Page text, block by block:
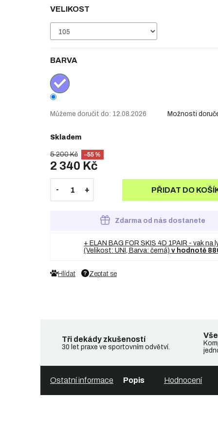
5 200 Kč –55 %
2 340 Kč
Skladem
VELIKOST
BARVA
Můžeme doručit do: 12.08.2026 Možnosti
PŘIDAT DO
Zdarma od nás dostanete
+ ELAN BAG FOR SKIS 4D 1PAIR - vak na
(Velikost: UNI, Barva: černá) v hodnotě
Zeptat se
Hlídat
Tři dekády zkušeností
30 let praxe ve sportovním odvětví.
Popis Hodnocení
Ostatní informace